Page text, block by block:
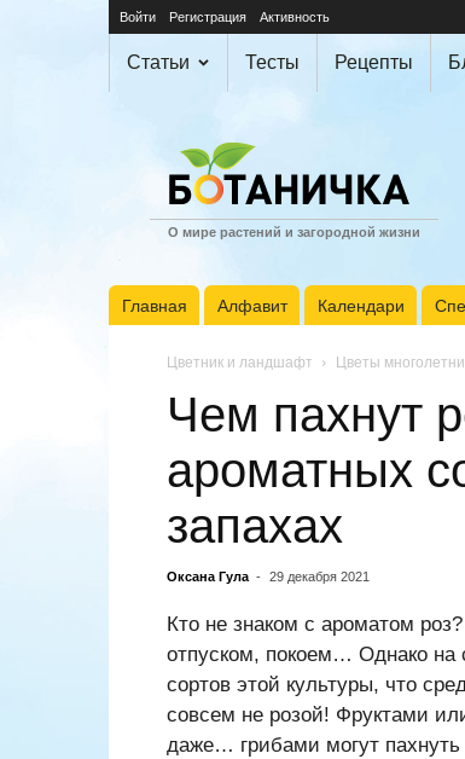
Войти Регистрация Активность
Статьи Тесты Рецепты
О мире растений и загородной жизни
Главная Алфавит Календари
Цветник и ландшафт Цветы
Чем пахнут
ароматных
запахах
Оксана Гула - 29 декабря 2021
Кто не знаком с ароматом
отпуском, покоем… Однако на
сортов этой культуры, что
совсем не розой! Фруктами
даже… грибами могут